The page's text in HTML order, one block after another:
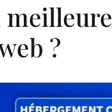
meilleure
?